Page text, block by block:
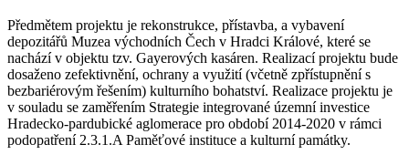
Předmětem projektu je rekonstrukce, přístavba, a vybavení
depozitářů Muzea východních Čech v Hradci Králové, které se
nachází v objektu tzv. Gayerových kasáren. Realizací projektu bude
dosaženo zefektivnění, ochrany a využití (včetně zpřístupnění s
bezbariérovým řešením) kulturního bohatství. Realizace projektu je
v souladu se zaměřením Strategie integrované územní investice
Hradecko-pardubické aglomerace pro období 2014-2020 v rámci
podopatření 2.3.1.A Paměťové instituce a kulturní památky.